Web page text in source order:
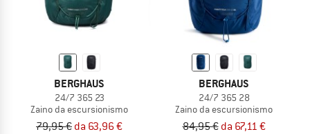
BERGHAUS
24/7 365 23
Zaino da escursionismo
79,95 € da 63,96 €
BERGHAUS
24/7 365 28
Zaino da escursionismo
84,95 € da 67,11 €